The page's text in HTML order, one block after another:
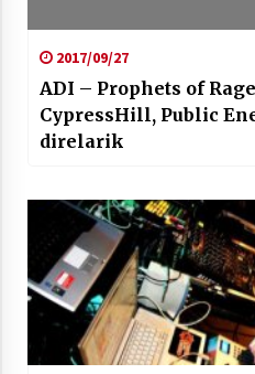
2021/06/30
2017/09/27
ADI – Prophets of
CypressHill, Public
direlarik